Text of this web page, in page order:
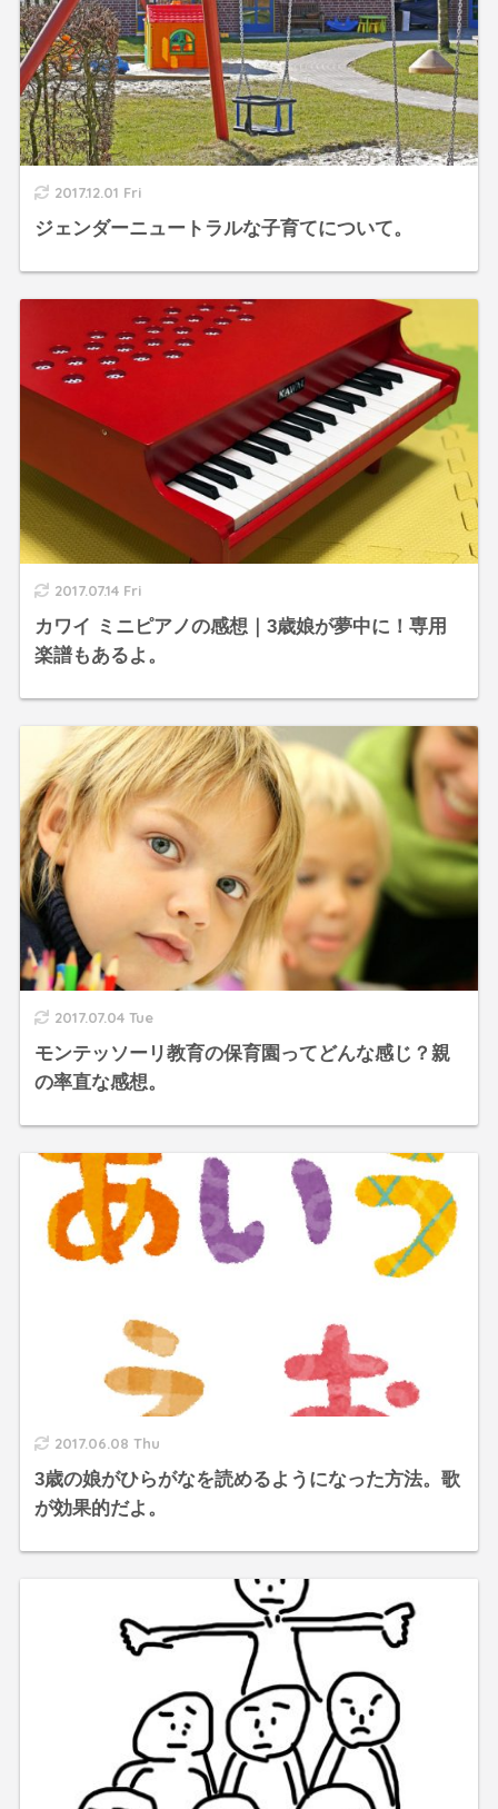
2017.12.01 Fri
ジェンダーニュートラルな子育てについて。
2017.07.14 Fri
カワイ ミニピアノの感想｜3歳娘が夢中に！専用
楽譜もあるよ。
2017.07.04 Tue
モンテッソーリ教育の保育園ってどんな感じ？親
の率直な感想。
2017.06.08 Thu
3歳の娘がひらがなを読めるようになった方法。歌
が効果的だよ。